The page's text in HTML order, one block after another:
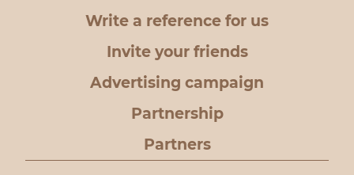
Write a reference for us
Invite your friends
Advertising campaign
Partnership
Partners